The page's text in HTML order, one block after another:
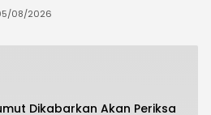
08/2026
Dikabarkan Akan Periksa